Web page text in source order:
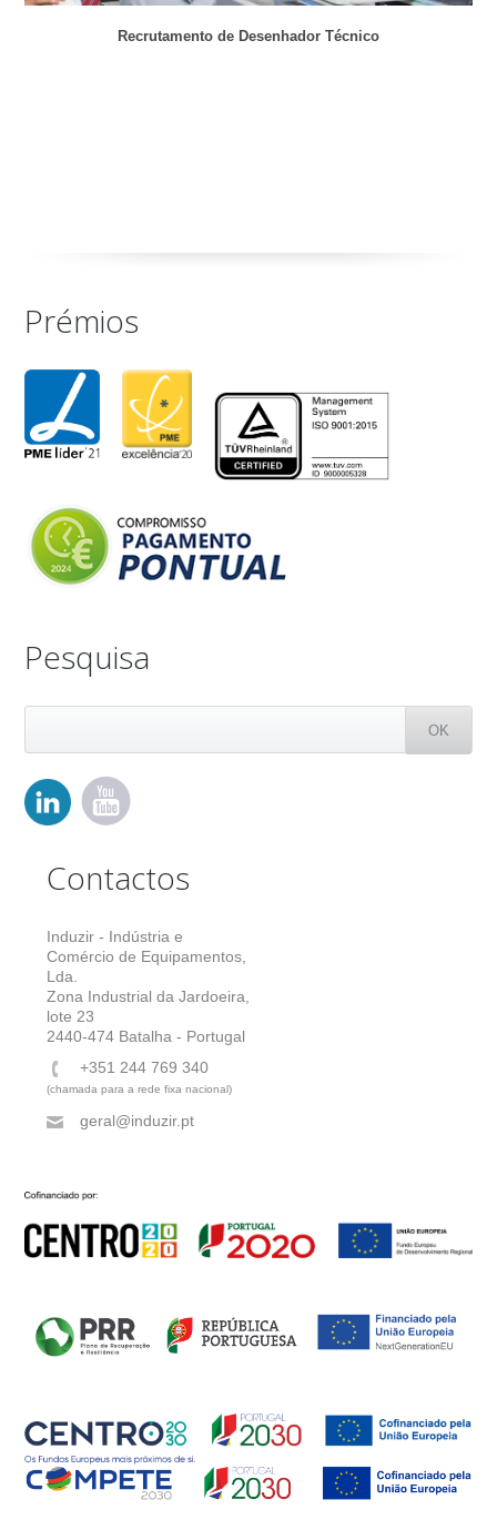
Recrutamento de Desenhador Técnico
Prémios
Pesquisa
Contactos
Induzir - Indústria e
Comércio de Equipamentos,
Lda.
Zona Industrial da Jardoeira,
lote 23
2440-474 Batalha - Portugal
+351 244 769 340
(chamada para a rede fixa nacional)
geral@induzir.pt